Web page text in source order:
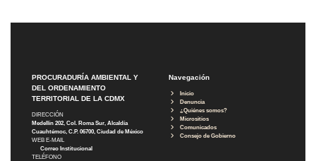
PROCURADURÍA AMBIENTAL Y
DEL ORDENAMIENTO
TERRITORIAL DE LA CDMX
DIRECCIÓN
Medellín 202, Col. Roma Sur, Alcaldía
Cuauhtémoc, C.P. 06700, Ciudad de México
WEB E-MAIL
Correo Institucional
TELÉFONO
Navegación
Inicio
Denuncia
¿Quiénes somos?
Micrositios
Comunicados
Consejo de Gobierno